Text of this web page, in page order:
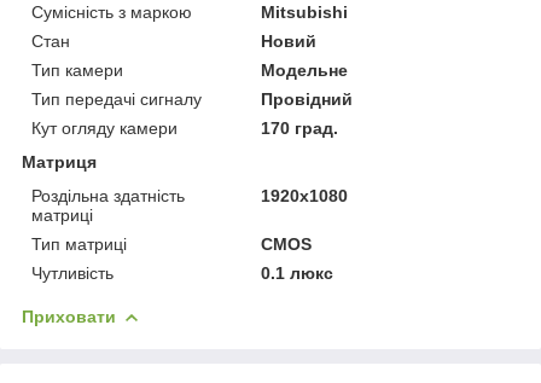
Сумісність з маркою
Mitsubishi
Стан
Новий
Тип камери
Модельне
Тип передачі сигналу
Провідний
Кут огляду камери
170 град.
Матриця
Роздільна здатність
матриці
1920x1080
Тип матриці
CMOS
Чутливість
0.1 люкс
Приховати